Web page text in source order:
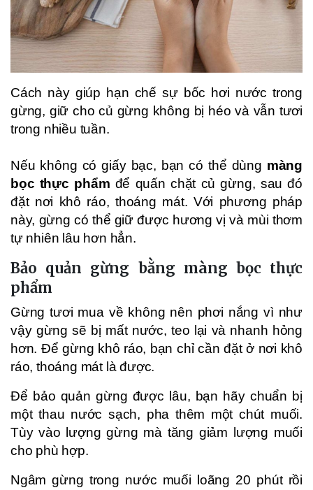
Cách này giúp hạn chế sự bốc hơi nước trong
gừng, giữ cho củ gừng không bị héo và vẫn tươi
trong nhiều tuần.
Nếu không có giấy bạc, bạn có thể dùng màng
bọc thực phẩm để quấn chặt củ gừng, sau đó
đặt nơi khô ráo, thoáng mát. Với phương pháp
này, gừng có thể giữ được hương vị và mùi thơm
tự nhiên lâu hơn hẳn.
Bảo quản gừng bằng màng bọc thực
phẩm
Gừng tươi mua về không nên phơi nắng vì như
vậy gừng sẽ bị mất nước, teo lại và nhanh hỏng
hơn. Để gừng khô ráo, bạn chỉ cần đặt ở nơi khô
ráo, thoáng mát là được.
Để bảo quản gừng được lâu, bạn hãy chuẩn bị
một thau nước sạch, pha thêm một chút muối.
Tùy vào lượng gừng mà tăng giảm lượng muối
cho phù hợp.
Ngâm gừng trong nước muối loãng 20 phút rồi